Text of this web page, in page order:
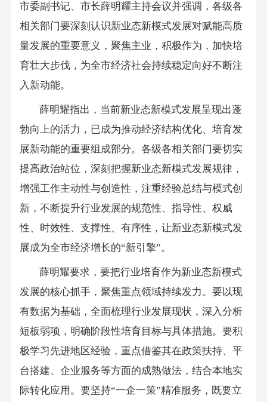
市委副书记、市长薛明耀主持会议并强调，各级各
相关部门要深刻认识新业态新模式发展对赋能高质
量发展的重要意义，聚焦主业，积极作为，加快培
育壮大步伐，为全市经济社会持续稳定向好不断注
入新动能。
薛明耀指出，当前新业态新模式发展呈现出蓬
勃向上的活力，已成为推动经济结构优化、培育发
展新动能的重要组成部分。各级各相关部门要切实
提高政治站位，深刻把握新业态新模式发展规律，
增强工作主动性与创造性，注重经验总结与模式创
新，不断提升行业发展的规范性、指导性、权威
性、时效性、支撑性、有序性，让新业态新模式发
展成为全市经济增长的“新引擎”。
薛明耀要求，要把行业培育作为新业态新模式
发展的核心抓手，聚焦重点领域持续发力。要以现
有数据为基础，全面梳理行业发展现状，深入分析
短板弱项，明确阶段性培育目标与具体措施。要积
极学习先进地区经验，重点借鉴其在政策扶持、平
台搭建、企业服务等方面的成熟做法，结合本地实
际转化应用。要坚持“一企一策”精准服务，既要立